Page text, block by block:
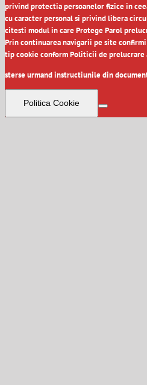
privind protectia persoanelor fizice in
cu caracter personal si privind libera
citesti modul in care Protege Parol
Prin continuarea navigarii pe site
tip cookie conform Politicii de prelucrare
sterse urmand instructiunile din
Politica Cookie